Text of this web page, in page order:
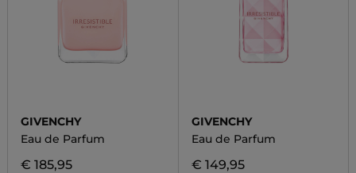
GIVENCHY
Eau de Parfum
€ 185,95
GIVENCHY
Eau de Parfum
€ 149,95